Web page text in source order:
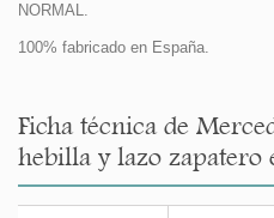
NORMAL.
100% fabricado en España.
Ficha técnica de
hebilla y lazo zapatero